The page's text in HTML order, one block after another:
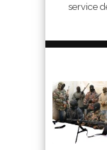
service